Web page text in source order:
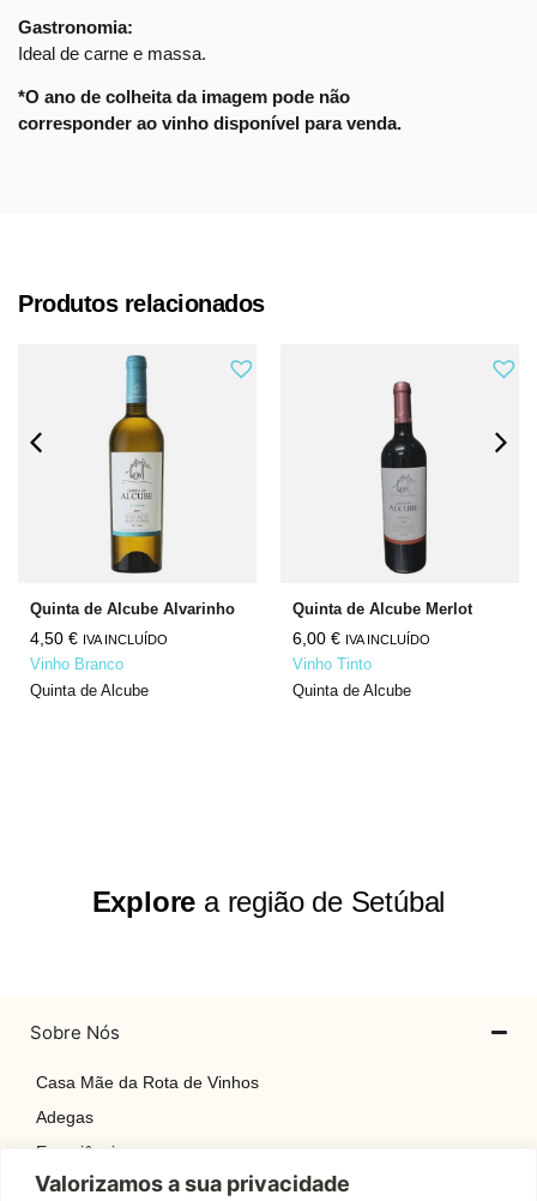
Valorizamos a sua privacidade
Gastronomia:
Ideal de carne e massa.
*O ano de colheita da imagem pode não
corresponder ao vinho disponível para venda.
Produtos relacionados
Quinta de Alcube Alvarinho
4,50 € IVA INCLUÍDO
Vinho Branco
Quinta de Alcube
Quinta de Alcube Merlot
6,00 € IVA INCLUÍDO
Vinho Tinto
Quinta de Alcube
Explore a região de Setúbal
Sobre Nós
Casa Mãe da Rota de Vinhos
Adegas
Experiências
Explore